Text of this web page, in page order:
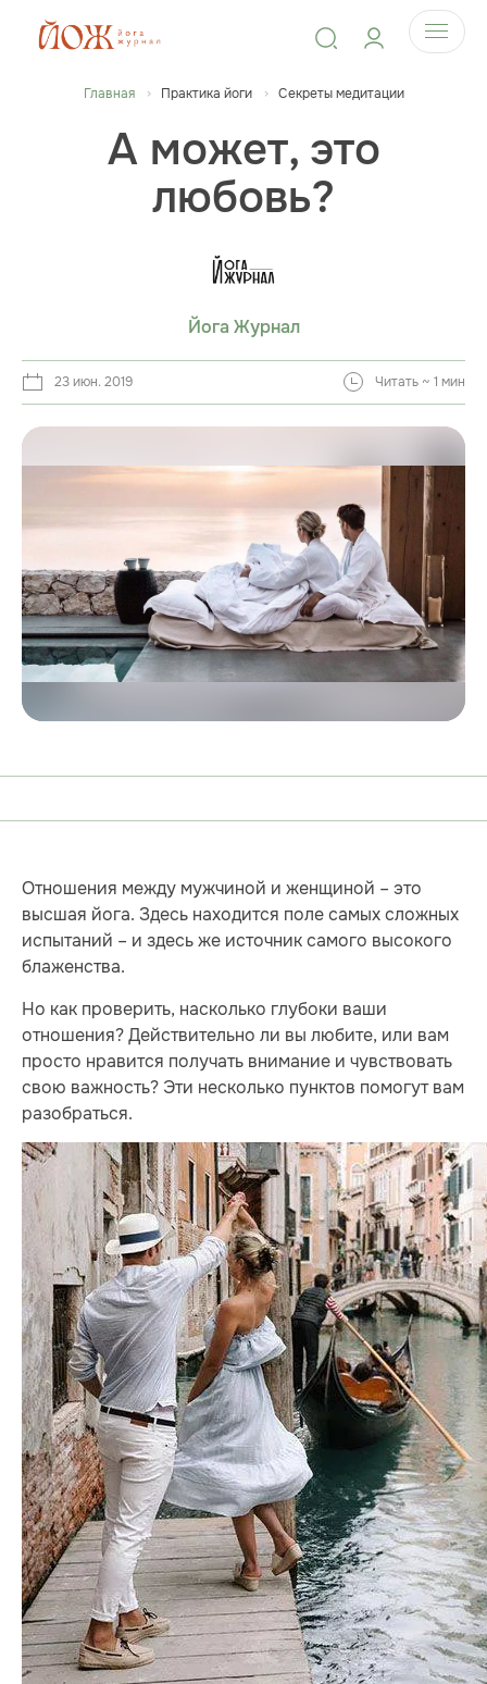
Главная Практика йоги Секреты медитации
А может, это
любовь?
Йога Журнал
23 июн. 2019 Читать ~ 1 мин
Отношения между мужчиной и женщиной – это
высшая йога. Здесь находится поле самых сложных
испытаний – и здесь же источник самого высокого
блаженства.
Но как проверить, насколько глубоки ваши
отношения? Действительно ли вы любите, или вам
просто нравится получать внимание и чувствовать
свою важность? Эти несколько пунктов помогут вам
разобраться.